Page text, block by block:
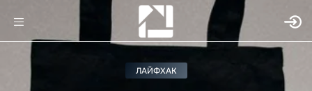
ЛАЙФХАК